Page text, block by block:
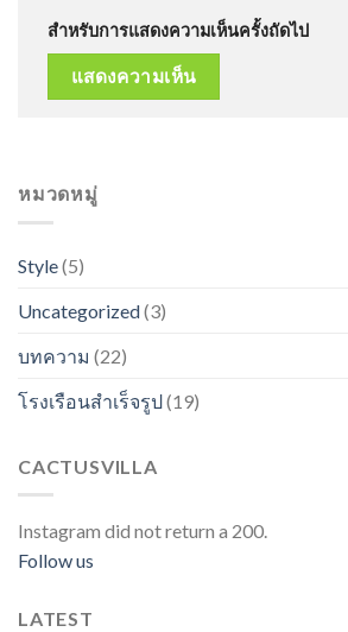
สำหรับการแสดงความเห็นครั้งถัดไป
หมวดหมู่
Style(5)
Uncategorized(3)
บทความ (22)
โรงเรือนสำเร็จรูป(19)
CACTUSVILLA
Instagram did not return a 200.
Follow us
LATEST